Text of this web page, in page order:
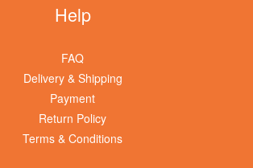
Help
FAQ
Delivery & Shipping
Payment
Return Policy
Terms & Conditions